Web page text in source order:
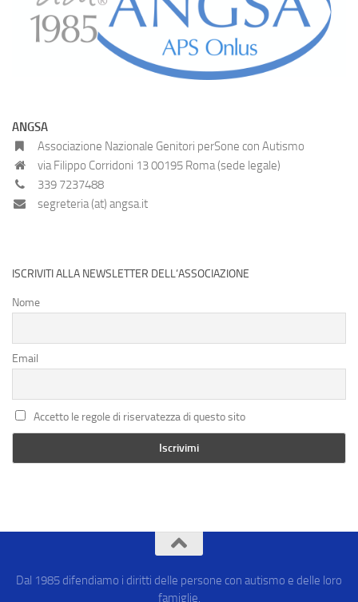
ANGSA
Associazione Nazionale Genitori perSone con Autismo
via Filippo Corridoni 13 00195 Roma (sede legale)
339 7237488
segreteria (at) angsa.it
ISCRIVITI ALLA NEWSLETTER DELL’ASSOCIAZIONE
Nome
Email
Accetto le regole di riservatezza di questo sito
Dal 1985 difendiamo i diritti delle persone con autismo e delle loro
famiglie.